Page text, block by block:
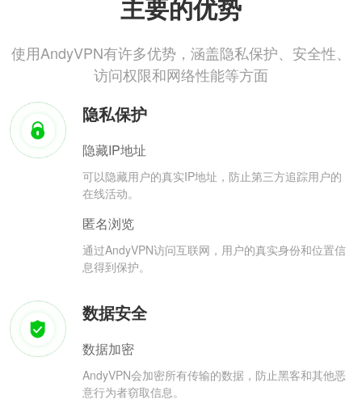
主要的优势
使用AndyVPN有许多优势，涵盖隐私保护、安全性、
访问权限和网络性能等方面
隐私保护
隐藏IP地址
可以隐藏用户的真实IP地址，防止第三方追踪用户的
在线活动。
匿名浏览
通过AndyVPN访问互联网，用户的真实身份和位置信
息得到保护。
数据安全
数据加密
AndyVPN会加密所有传输的数据，防止黑客和其他恶
意行为者窃取信息。